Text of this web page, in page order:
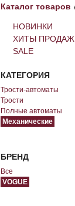
Каталог товаров
НОВИНКИ
ХИТЫ ПРОДАЖ
SALE
КАТЕГОРИЯ
Трости-автоматы
Трости
Полные автоматы
Механические
БРЕНД
Все
VOGUE